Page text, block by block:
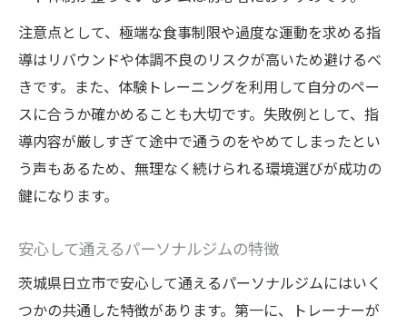
注意点として、極端な食事制限や過度な運動を求める指
導はリバウンドや体調不良のリスクが高いため避けるべ
きです。また、体験トレーニングを利用して自分のペー
スに合うか確かめることも大切です。失敗例として、指
導内容が厳しすぎて途中で通うのをやめてしまったとい
う声もあるため、無理なく続けられる環境選びが成功の
鍵になります。
安心して通えるパーソナルジムの特徴
茨城県日立市で安心して通えるパーソナルジムにはいく
つかの共通した特徴があります。第一に、トレーナーが